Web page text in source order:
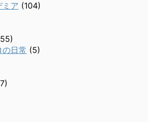
ミア (104)
日常 (5)